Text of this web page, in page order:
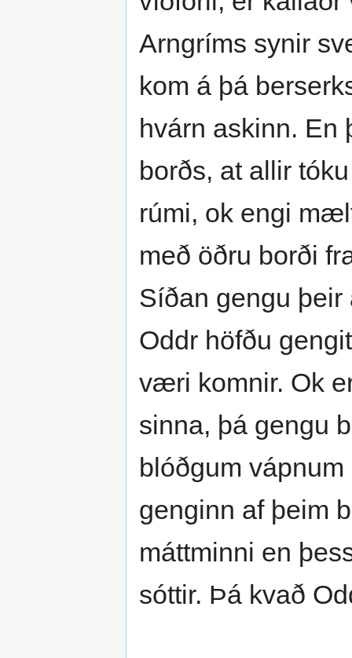
Arngríms synir
kom á þá
hvárn askinn. En
borðs, at allir
rúmi, ok engi
með öðru borði
Síðan gengu
Oddr höfðu
væri komnir. Ok
sinna, þá gengu
blóðgum
genginn af þeim
máttminni en
sóttir. Þá kvað